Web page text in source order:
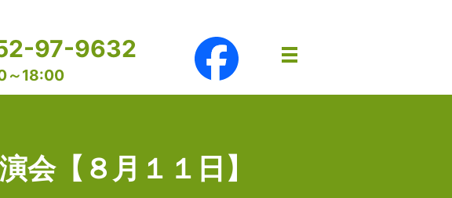
97-9632
～18:00
会【８月１１日】